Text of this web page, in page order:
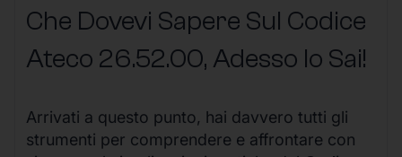
Che Dovevi Sapere Sul Codice
Ateco 26.52.00, Adesso lo Sai!
Arrivati a questo punto, hai davvero tutti gli
strumenti per comprendere e affrontare con